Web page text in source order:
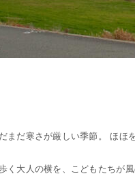
まだ寒さが厳しい季節。 ほ
く大人の横を、こどもたちが